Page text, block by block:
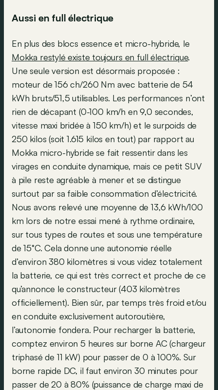
Aussi en full électrique
En plus des blocs essence et micro-hybride, le
Mokka restylé existe toujours en full électrique.
Une seule version est désormais proposée :
moteur de 156 ch/260 Nm avec batterie de 54
kWh bruts/51,5 utilisables. Les performances n’ont
rien de décapant (0-100 km/h en 9,0 secondes,
vitesse maxi bridée à 150 km/h) et le surpoids de
250 kilos (soit 1.615 kilos en tout) par rapport au
Mokka micro-hybride se fait ressentir dans les
virages en conduite dynamique, mais ce petit SUV
à pile reste agréable à mener et se distingue
surtout par sa faible consommation d’électricité.
Nous avons relevé une moyenne de 13,6 kWh/100
km lors de notre essai mené à rythme ordinaire,
sur tous types de routes et sous une température
de 15°C. Cela donne une autonomie réelle
d’environ 380 kilomètres si vous videz totalement
la batterie, ce qui est très correct et proche de ce
qu’annonce le constructeur (403 kilomètres
officiellement). Bien sûr, par temps très froid et/ou
en conduite exclusivement autoroutière,
l’autonomie fondera. Pour recharger la batterie,
comptez environ 5 heures sur borne AC (chargeur
triphasé de 11 kW) pour passer de 0 à 100%. Sur
borne rapide DC, il faut environ 30 minutes pour
passer de 20 à 80% (puissance de charge maxi de